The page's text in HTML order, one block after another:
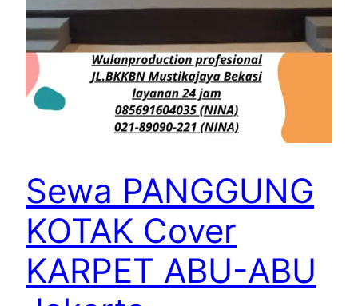
Sewa PANGGUNG
KOTAK Cover
KARPET ABU-ABU